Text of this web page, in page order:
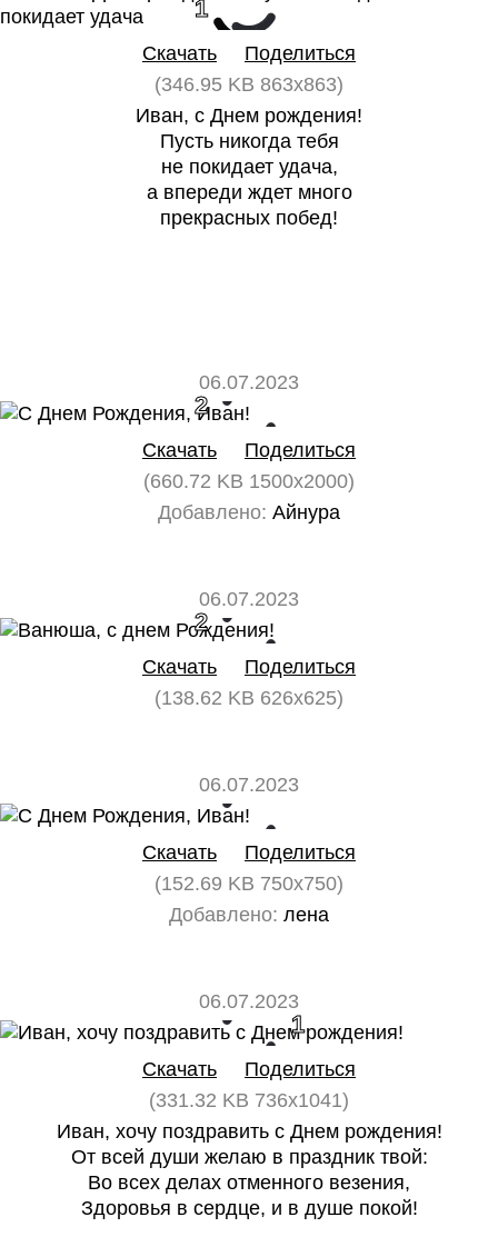
1
Скачать
Поделиться
(346.95 KB 863x863)
Иван, с Днем рождения!
Пусть никогда тебя
не покидает удача,
а впереди ждет много
прекрасных побед!
06.07.2023
2
Скачать
Поделиться
(660.72 KB 1500x2000)
Добавлено: Айнура
06.07.2023
2
Скачать
Поделиться
(138.62 KB 626x625)
06.07.2023
0
Скачать
Поделиться
(152.69 KB 750x750)
Добавлено: лена
06.07.2023
0 1
Скачать
Поделиться
(331.32 KB 736x1041)
Иван, хочу поздравить с Днем рождения!
От всей души желаю в праздник твой:
Во всех делах отменного везения,
Здоровья в сердце, и в душе покой!